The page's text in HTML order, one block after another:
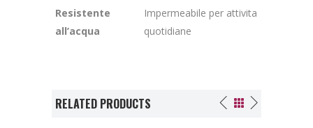
Resistente
all’acqua
Impermeabile per attivita
quotidiane
RELATED PRODUCTS